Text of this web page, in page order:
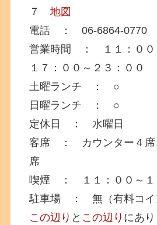
７地図
電話 ： 06-6864-0770
営業時間 ： １１：００
１７：００～２３：００
土曜ランチ ： ○
日曜ランチ ： ○
定休日 ： 水曜日
客席 ： カウンター４席
席
喫煙 ： １１：００～１
駐車場 ： 無（有料コイ
この辺り と この辺り にあり